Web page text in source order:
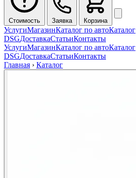
Стоимость Заявка Корзина
УслугиМагазинКаталог по автоКаталог
DSGДоставкаСтатьиКонтакты
УслугиМагазинКаталог по автоКаталог
DSGДоставкаСтатьиКонтакты
Главная › Каталог